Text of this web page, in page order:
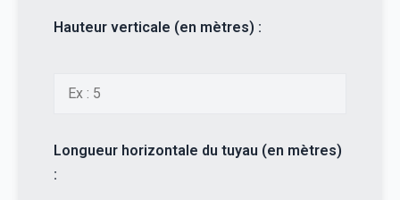
Hauteur verticale (en mètres) :
Longueur horizontale du tuyau (en mètres)
: